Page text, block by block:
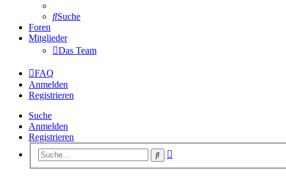
Suche
Foren
Mitglieder
Das Team
FAQ
Anmelden
Registrieren
Suche
Anmelden
Registrieren
Suche